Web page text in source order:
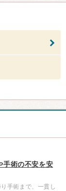
手術の不安を安
手術まで、一貫し